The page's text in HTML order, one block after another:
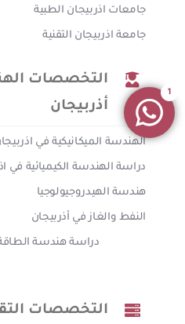
جامعات اذربيجان الطبية
جامعة اذربيجان التقنية
التخصصات
أذربيجان
الهندسة الميكانيكية في
دراسة الهندسة الكيميائية في
هندسة الهيدروجيولوجيا
النفط والغاز في أذربيجان
التخصصات
1